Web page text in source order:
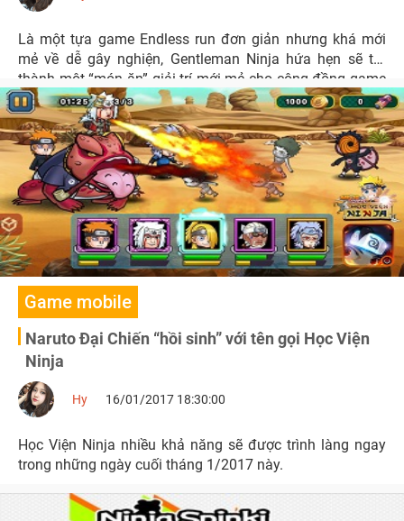
Là một tựa game Endless run đơn giản nhưng khá mới
mẻ về dễ gây nghiện, Gentleman Ninja hứa hẹn sẽ trở
thành một “món ăn” giải trí mới mẻ cho cộng đồng game
thủ Việt.
Game mobile
Naruto Đại Chiến “hồi sinh” với tên gọi Học Viện
Ninja
Hy 16/01/2017 18:30:00
Học Viện Ninja nhiều khả năng sẽ được trình làng ngay
trong những ngày cuối tháng 1/2017 này.